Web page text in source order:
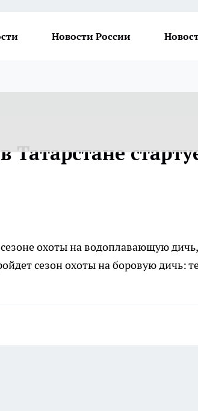
Новости России
Татарстане
охоты на водоплавающую
сезон охоты на боровую дичь: